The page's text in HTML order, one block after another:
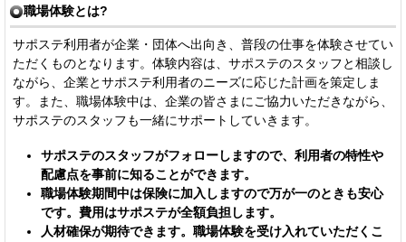
職場体験とは?
サポステ利用者が企業・団体へ出向き、普段の仕事を体験させてい
ただくものとなります。体験内容は、サポステのスタッフと相談し
ながら、企業とサポステ利用者のニーズに応じた計画を策定しま
す。また、職場体験中は、企業の皆さまにご協力いただきながら、
サポステのスタッフも一緒にサポートしていきます。
サポステのスタッフがフォローしますので、利用者の特性や
配慮点を事前に知ることができます。
職場体験期間中は保険に加入しますので万が一のときも安心
です。費用はサポステが全額負担します。
人材確保が期待できます。職場体験を受け入れていただくこ